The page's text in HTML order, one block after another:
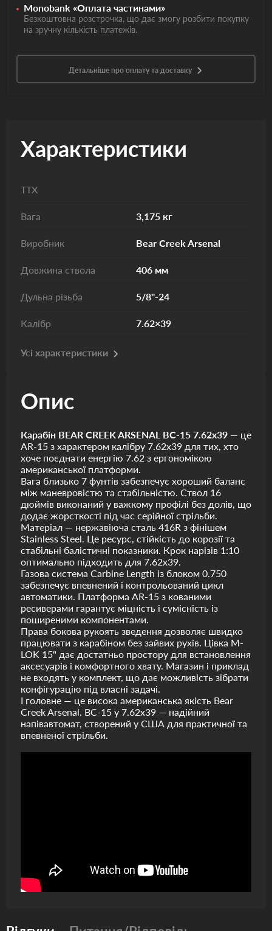
Monobank «Оплата частинами»
Безкоштовна розстрочка, що дає змогу розбити покупку
на зручну кількість платежів.
Детальніше про оплату та доставку
Характеристики
ТТХ
Вага 3,175 кг
Виробник Bear Creek Arsenal
Довжина ствола 406 мм
Дульна різьба 5/8"-24
Калібр 7.62×39
Усі характеристики
Опис
Карабін BEAR CREEK ARSENAL BC-15 7.62x39 — це
AR-15 з характером калібру 7.62x39 для тих, хто
хоче поєднати енергію 7.62 з ергономікою
американської платформи.
Вага близько 7 фунтів забезпечує хороший баланс
між маневровістю та стабільністю. Ствол 16
дюймів виконаний у важкому профілі без долів, що
додає жорсткості під час серійної стрільби.
Матеріал — нержавіюча сталь 416R з фінішем
Stainless Steel. Це ресурс, стійкість до корозії та
стабільні балістичні показники. Крок нарізів 1:10
оптимально підходить для 7.62x39.
Газова система Carbine Length із блоком 0.750
забезпечує впевнений і контрольований цикл
автоматики. Платформа AR-15 з кованими
ресиверами гарантує міцність і сумісність із
поширеними компонентами.
Права бокова рукоять зведення дозволяє швидко
працювати з карабіном без зайвих рухів. Цівка M-
LOK 15" дає достатньо простору для встановлення
аксесуарів і комфортного хвату. Магазин і приклад
не входять у комплект, що дає можливість зібрати
конфігурацію під власні задачі.
І головне — це висока американська якість Bear
Creek Arsenal. BC-15 у 7.62x39 — надійний
напівавтомат, створений у США для практичної та
впевненої стрільби.